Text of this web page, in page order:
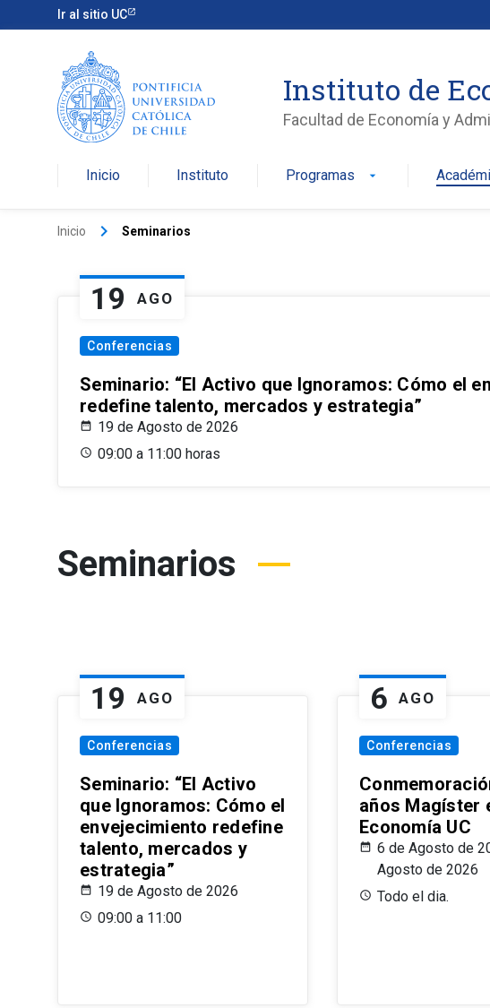
Ir al sitio UC
Instituto de
Facultad de Economía y
Inicio Instituto Programas arrow_drop_down
Inicio keyboard_arrow_right Seminarios
19 AGO
Conferencias
Seminario: “El Activo que Ignoramos: Cómo el
redefine talento, mercados y estrategia”
19 de Agosto de 2026
09:00 a 11:00 horas
Seminarios
19 AGO
Conferencias
Seminario: “El Activo
que Ignoramos: Cómo el
envejecimiento redefine
talento, mercados y
estrategia”
19 de Agosto de 2026
09:00 a 11:00
6 AGO
Conferencias
años Magíster
Economía UC
6 de Agosto de
Agosto de 2026
Todo el dia.